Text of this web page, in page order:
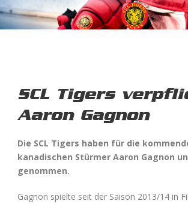
SCL Tigers
Aaron Gagnon
Die SCL Tigers haben für die
kanadischen Stürmer Aaron Gagnon
genommen.
Gagnon spielte seit der Saison 2013/14 in